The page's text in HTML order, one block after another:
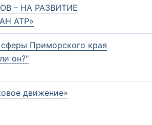
– НА РАЗВИТИЕ
АТР»
сферы Приморского края
он?"
движение»